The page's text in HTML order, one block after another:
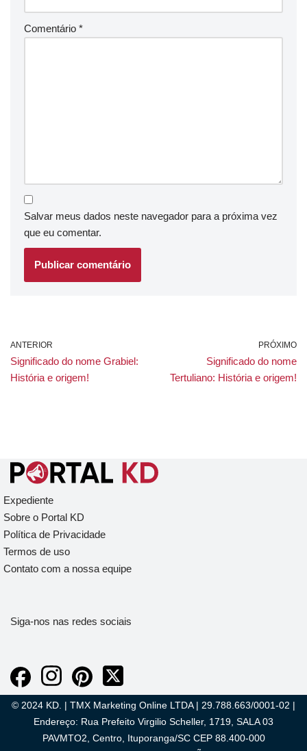
Comentário *
Salvar meus dados neste navegador para a próxima vez
que eu comentar.
ANTERIOR
Significado do nome Grabiel:
História e origem!
PRÓXIMO
Significado do nome
Tertuliano: História e origem!
Expediente
Sobre o Portal KD
Política de Privacidade
Termos de uso
Contato com a nossa equipe
Siga-nos nas redes sociais
© 2024 KD. | TMX Marketing Online LTDA | 29.788.663/0001-02 |
Endereço: Rua Prefeito Virgilio Scheller, 1719, SALA 03
PAVMTO2, Centro, Ituporanga/SC CEP 88.400-000